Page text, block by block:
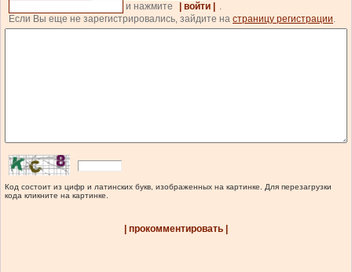
и нажмите
| войти |
.
Если Вы еще не зарегистрировались, зайдите на страницу регистрации.
Код состоит из цифр и латинских букв, изображенных на картинке. Для перезагрузки
кода кликните на картинке.
| прокомментировать |